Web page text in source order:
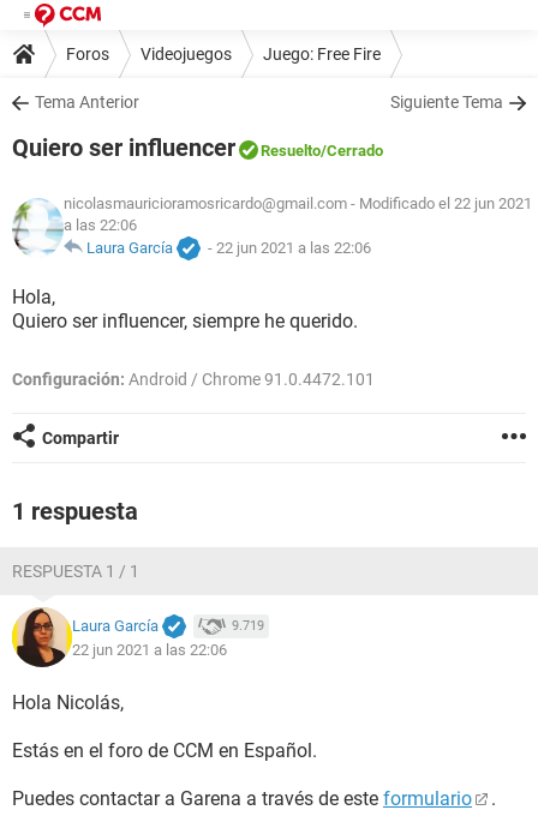
Foros Videojuegos Juego: Free Fire
Tema Anterior Siguiente Tema
Quiero ser influencer Resuelto/Cerrado
nicolasmauricioramosricardo@gmail.com- Modificado el 22 jun 2021
a las 22:06
Laura García
- 22 jun 2021 a las 22:06
Hola,
Quiero ser influencer, siempre he querido.
Configuración: Android / Chrome 91.0.4472.101
Compartir
1 respuesta
RESPUESTA 1 / 1
Laura García 9.719
22 jun 2021 a las 22:06
Hola Nicolás,
Estás en el foro de CCM en Español.
Puedes contactar a Garena a través de este formulario .